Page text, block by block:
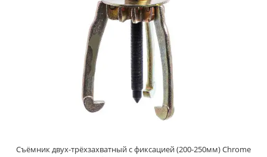
Съёмник двух-трёхзахватный с фиксацией (200-250мм) Chrome